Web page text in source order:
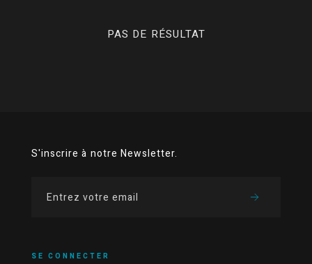
PAS DE RÉSULTAT
S'inscrire à notre Newsletter.
SE CONNECTER